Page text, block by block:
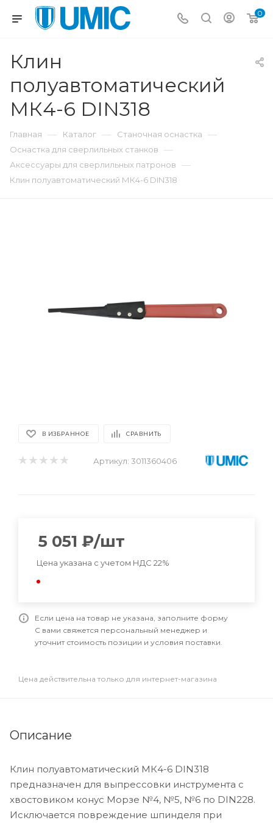
0
Клин
полуавтоматический
МК4-6 DIN318
Главная — Каталог — Станочная оснастка —
Оснастка для сверлильных станков —
Аксессуары для сверлильных патронов —
Клин полуавтоматический МК4-6 DIN318
В ИЗБРАННОЕ СРАВНИТЬ
Артикул: 3011360406
5 051 ₽/шт
Цена указана с учетом НДС 22%
Если цена на товар не указана, заполните форму
С вами свяжется персональный менеджер и
уточнит стоимость позиции и условия поставки.
Цена действительна только для интернет-магазина
Описание
Клин полуавтоматический МК4-6 DIN318
предназначен для выпрессовки инструмента с
хвостовиком конус Морзе №4, №5, №6 по DIN228.
Исключается повреждение шпинделя при